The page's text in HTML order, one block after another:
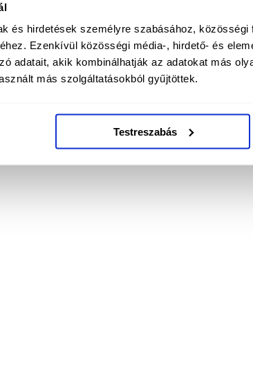
és hirdetések személyre szabásához,
Ezenkívül közösségi média-, hirdető- és
adatait, akik kombinálhatják az adatokat más
más szolgáltatásokból gyűjtöttek.
Testreszabás